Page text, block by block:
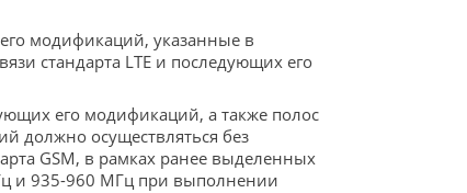
модификаций, указанные в
стандарта LTE и последующих его
его модификаций, а также полос
должно осуществляться без
GSM, в рамках ранее выделенных
и 935-960 МГц при выполнении